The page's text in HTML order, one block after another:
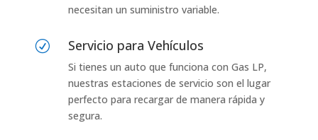
necesitan un suministro variable.
R Servicio para Vehículos
Si tienes un auto que funciona con Gas LP,
nuestras estaciones de servicio son el lugar
perfecto para recargar de manera rápida y
segura.